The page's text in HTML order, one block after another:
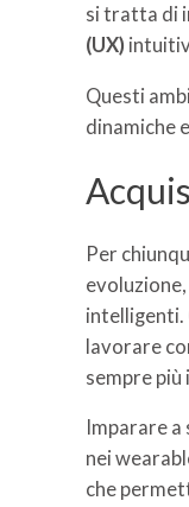
si tratta di
(UX)
Questi
dinamiche
Per
intelligenti.
lavorare
sempre
Imparare
nei
che